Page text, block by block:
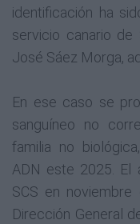
identificación ha
servicio canario
José Sáez Morga,
En ese caso se
sanguíneo no
familia no
ADN este 2025. El
SCS en
Dirección General